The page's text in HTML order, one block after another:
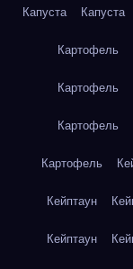
Капуста Капуста
Картофель
Картофель
Картофель
Картофель
Кейптаун
Кейптаун